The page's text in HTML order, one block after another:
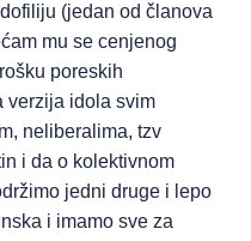
(jedan od članova
mu se cenjenog
poreskih
verzija idola svim
neliberalima, tzv
i da o kolektivnom
jedni druge i lepo
i imamo sve za